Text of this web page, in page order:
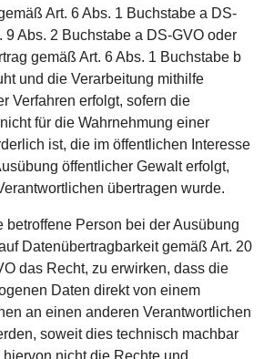
Art. 6 Abs. 1 Buchstabe a DS-
9 Abs. 2 Buchstabe a DS-GVO oder
gemäß Art. 6 Abs. 1 Buchstabe b
und die Verarbeitung mithilfe
Verfahren erfolgt, sofern die
für die Wahrnehmung einer
ist, die im öffentlichen Interesse
öffentlicher Gewalt erfolgt,
übertragen wurde.
betroffene Person bei der Ausübung
Datenübertragbarkeit gemäß Art. 20
das Recht, zu erwirken, dass die
Daten direkt von einem
an einen anderen Verantwortlichen
soweit dies technisch machbar
hiervon nicht die Rechte und